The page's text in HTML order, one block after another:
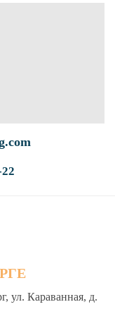
ул. Караванная, д.